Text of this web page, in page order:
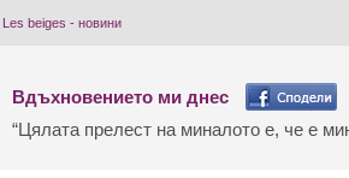
Les beiges - новини
Вдъхновението ми днес
“Цялата прелест на миналото е, че е